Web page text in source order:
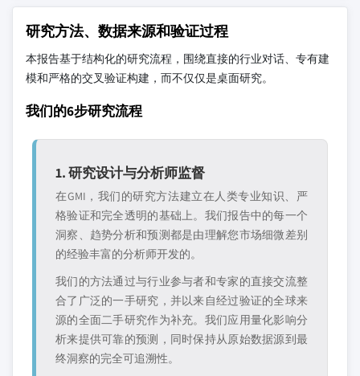
研究方法、数据来源和验证过程
本报告基于结构化的研究流程，围绕直接的行业对话、专有建
模和严格的交叉验证构建，而不仅仅是桌面研究。
我们的6步研究流程
1. 研究设计与分析师监督
在GMI，我们的研究方法建立在人类专业知识、严
格验证和完全透明的基础上。我们报告中的每一个
洞察、趋势分析和预测都是由理解您市场细微差别
的经验丰富的分析师开发的。
我们的方法通过与行业参与者和专家的直接交流整
合了广泛的一手研究，并以来自经过验证的全球来
源的全面二手研究作为补充。我们应用量化影响分
析来提供可靠的预测，同时保持从原始数据源到最
终洞察的完全可追溯性。